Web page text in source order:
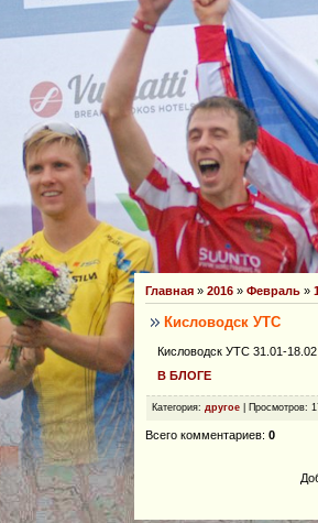
Главная » 2016 » Февраль »
Кисловодск УТС
Кисловодск УТС 31.01-
В БЛОГЕ
Категория: другое Просмотров:
Всего комментариев: 0